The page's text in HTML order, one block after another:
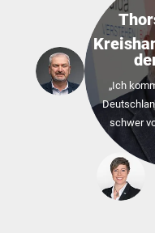
„Ich
schwer